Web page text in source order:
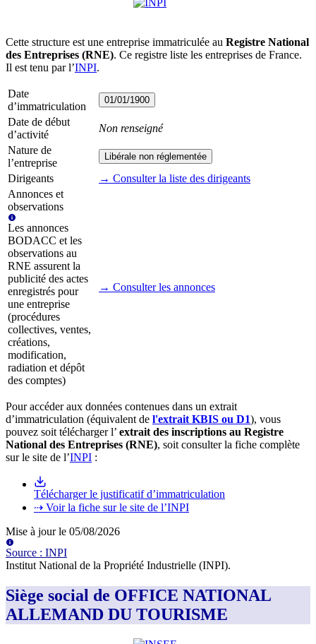
Cette structure est une entreprise immatriculée au Registre National
des Entreprises (RNE). Ce registre liste les entreprises de France.
Il est tenu par l’INPI.
Date
d’immatriculation
01/01/1900
Date de début
d’activité
Non renseigné
Nature de
l’entreprise
Libérale non réglementée
Dirigeants
→ Consulter la liste des dirigeants
Annonces et
observations
Les annonces
BODACC et les
observations au
RNE assurent la
publicité des actes
enregistrés pour
une entreprise
(procédures
collectives, ventes,
créations,
modification,
radiation et dépôt
des comptes)
→ Consulter les annonces
Pour accéder aux données contenues dans un extrait
d’immatriculation (équivalent de l'extrait KBIS ou D1), vous
pouvez soit télécharger l’ extrait des inscriptions au Registre
National des Entreprises (RNE), soit consulter la fiche complète
sur le site de l’INPI :
Télécharger le justificatif d’immatriculation
⇢ Voir la fiche sur le site de l’INPI
Mise à jour le 05/08/2026
Source : INPI
Institut National de la Propriété Industrielle (INPI).
Siège social de OFFICE NATIONAL
ALLEMAND DU TOURISME